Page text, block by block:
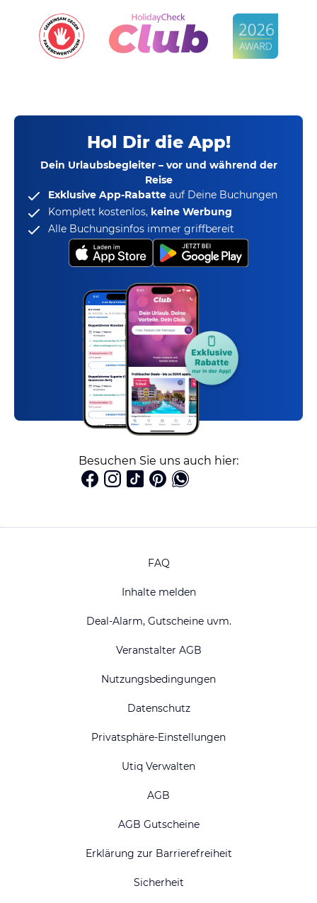
Hol Dir die App!
Dein Urlaubsbegleiter – vor und während der
Reise
Exklusive App-Rabatte auf Deine Buchungen
Komplett kostenlos, keine Werbung
Alle Buchungsinfos immer griffbereit
Besuchen Sie uns auch hier:
FAQ
Inhalte melden
Deal-Alarm, Gutscheine uvm.
Veranstalter AGB
Nutzungsbedingungen
Datenschutz
Privatsphäre-Einstellungen
Utiq Verwalten
AGB
AGB Gutscheine
Erklärung zur Barrierefreiheit
Sicherheit